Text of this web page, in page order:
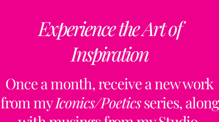
Experience the Art of
Inspiration
Once a month, receive a new work
from myIconics/Poeticsseries, along